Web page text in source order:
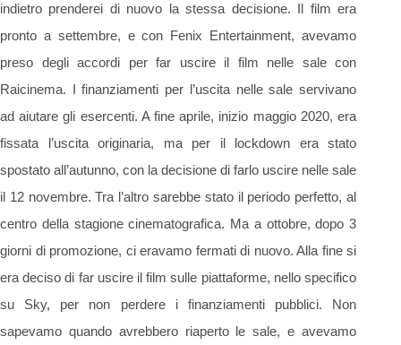
indietro prenderei di nuovo la stessa decisione. Il film era
pronto a settembre, e con Fenix Entertainment, avevamo
preso degli accordi per far uscire il film nelle sale con
Raicinema. I finanziamenti per l’uscita nelle sale servivano
ad aiutare gli esercenti. A fine aprile, inizio maggio 2020, era
fissata l’uscita originaria, ma per il lockdown era stato
spostato all’autunno, con la decisione di farlo uscire nelle sale
il 12 novembre. Tra l’altro sarebbe stato il periodo perfetto, al
centro della stagione cinematografica. Ma a ottobre, dopo 3
giorni di promozione, ci eravamo fermati di nuovo. Alla fine si
era deciso di far uscire il film sulle piattaforme, nello specifico
su Sky, per non perdere i finanziamenti pubblici. Non
sapevamo quando avrebbero riaperto le sale, e avevamo